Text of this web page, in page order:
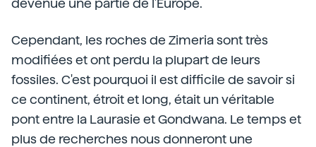
devenue une partie de l'Europe.
Cependant, les roches de Zimeria sont très
modifiées et ont perdu la plupart de leurs
fossiles. C'est pourquoi il est difficile de savoir si
ce continent, étroit et long, était un véritable
pont entre la Laurasie et Gondwana. Le temps et
plus de recherches nous donneront une